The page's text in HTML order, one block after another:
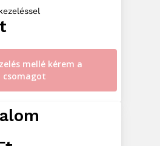
mellé kérem a
csomagot